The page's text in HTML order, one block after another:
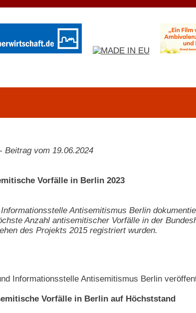
- Beitrag vom 19.06.2024
Vorfälle in Berlin 2023
Antisemitismus Berlin
Anzahl antisemitischer Vorfälle in der
des Projekts 2015 registriert wurden.
Informationsstelle Antisemitismus Berlin
Vorfälle in Berlin auf Höchststand